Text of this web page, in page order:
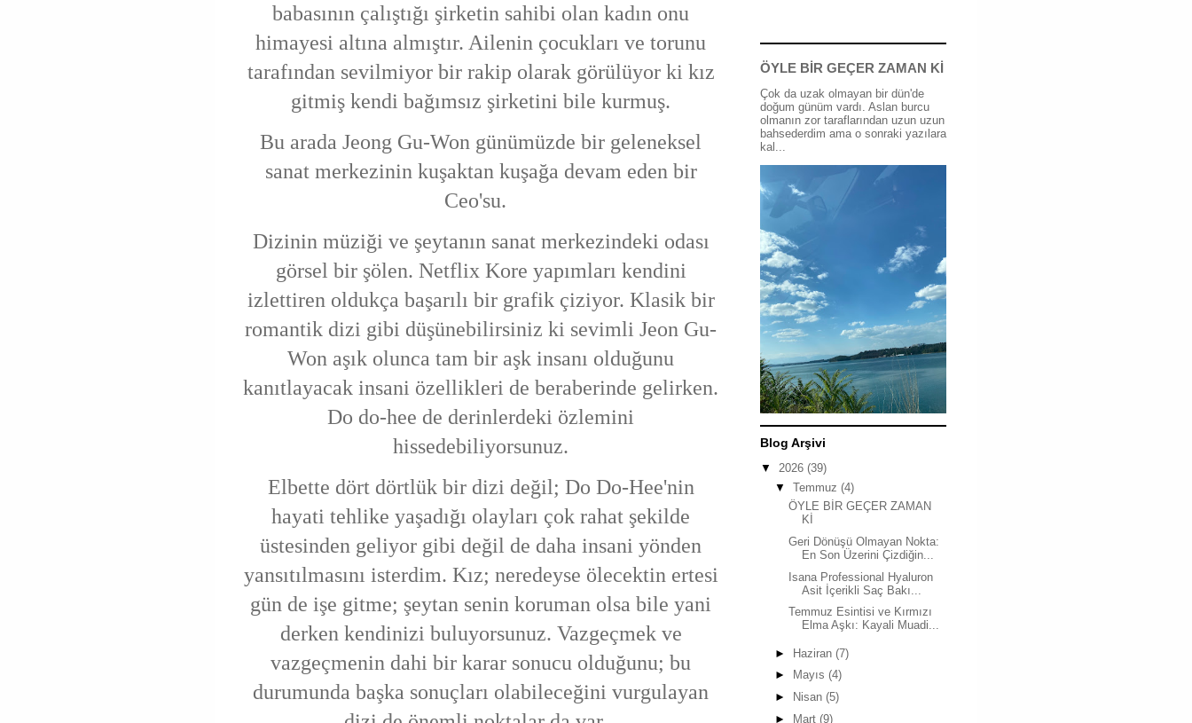
babasının çalıştığı şirketin sahibi olan kadın onu
himayesi altına almıştır. Ailenin çocukları ve torunu
tarafından sevilmiyor bir rakip olarak görülüyor ki kız
gitmiş kendi bağımsız şirketini bile kurmuş.
Bu arada Jeong Gu-Won günümüzde bir geleneksel
sanat merkezinin kuşaktan kuşağa devam eden bir
Ceo'su.
Dizinin müziği ve şeytanın sanat merkezindeki odası
görsel bir şölen. Netflix Kore yapımları kendini
izlettiren oldukça başarılı bir grafik çiziyor. Klasik bir
romantik dizi gibi düşünebilirsiniz ki sevimli Jeon Gu-
Won aşık olunca tam bir aşk insanı olduğunu
kanıtlayacak insani özellikleri de beraberinde gelirken.
Do do-hee de derinlerdeki özlemini
hissedebiliyorsunuz.
Elbette dört dörtlük bir dizi değil; Do Do-Hee'nin
hayati tehlike yaşadığı olayları çok rahat şekilde
üstesinden geliyor gibi değil de daha insani yönden
yansıtılmasını isterdim. Kız; neredeyse ölecektin ertesi
gün de işe gitme; şeytan senin koruman olsa bile yani
derken kendinizi buluyorsunuz. Vazgeçmek ve
vazgeçmenin dahi bir karar sonucu olduğunu; bu
durumunda başka sonuçları olabileceğini vurgulayan
ÖYLE BİR GEÇER ZAMAN Kİ
Çok da uzak olmayan bir dün'de
doğum günüm vardı. Aslan burcu
olmanın zor taraflarından uzun uzun
bahsederdim ama o sonraki yazılara
kal...
Blog Arşivi
▼ 2026 (39)
▼ Temmuz (4)
ÖYLE BİR GEÇER ZAMAN
Kİ
Geri Dönüşü Olmayan Nokta:
En Son Üzerini Çizdiğin...
Isana Professional Hyaluron
Asit İçerikli Saç Bakı...
Temmuz Esintisi ve Kırmızı
Elma Aşkı: Kayali Muadi...
► Haziran (7)
►
Mayıs (4)
►
Nisan (5)
►
Mart (9)